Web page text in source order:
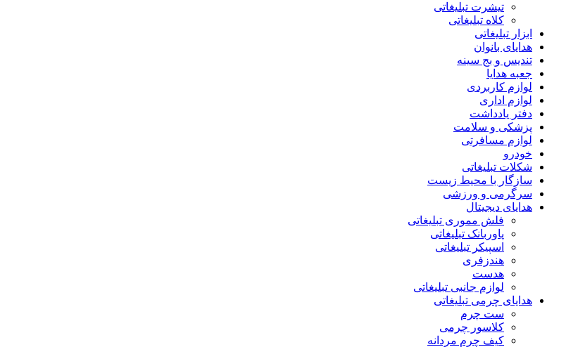
تیشرت تبلیغاتی
کلاه تبلیغاتی
ابزار تبلیغاتی
هدایای بانوان
تندیس و بج سینه
جعبه هدایا
لوازم کاربردی
لوازم اداری
دفتر یادداشت
پزشکی و سلامت
لوازم مسافرتی
خودرو
شکلات تبلیغاتی
سازگار با محیط زیست
سرگرمی و ورزشی
هدایای دیجیتال
فلش مموری تبلیغاتی
پاوربانک تبلیغاتی
اسپیکر تبلیغاتی
هندزفری
هدست
لوازم جانبی تبلیغاتی
هدایای چرمی تبلیغاتی
ست چرم
کلاسور چرمی
کیف چرم مردانه